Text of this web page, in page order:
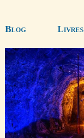
Blog Livres